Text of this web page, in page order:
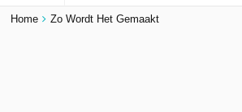
Home Zo Wordt Het Gemaakt